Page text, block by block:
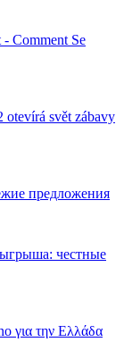
Comment Se
otevírá svět zábavy
предложения
честные
για την Ελλάδα